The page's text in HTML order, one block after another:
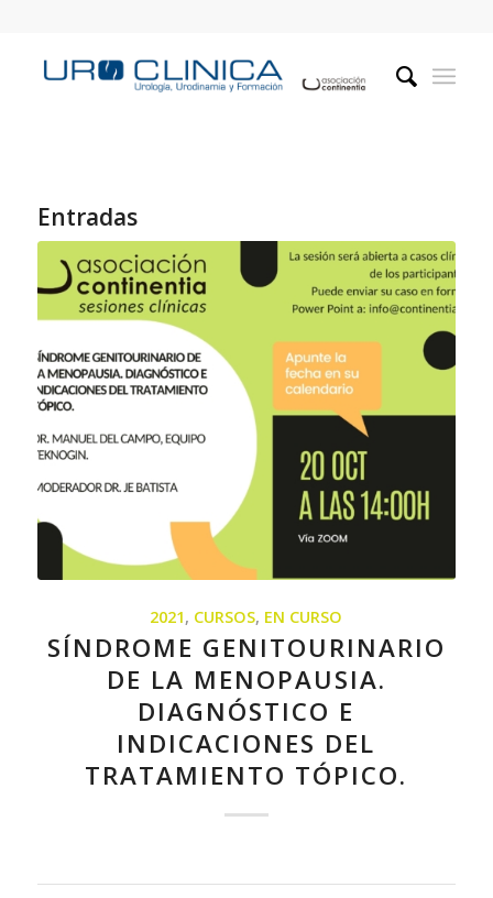
Entradas
2021, CURSOS, EN CURSO
SÍNDROME GENITOURINARIO
DE LA MENOPAUSIA.
DIAGNÓSTICO E
INDICACIONES DEL
TRATAMIENTO TÓPICO.